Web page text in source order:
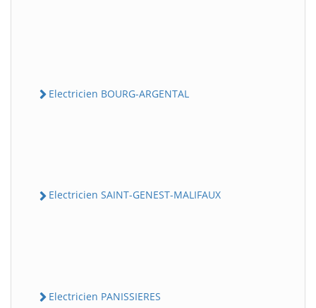
Electricien BOURG-ARGENTAL
Electricien SAINT-GENEST-MALIFAUX
Electricien PANISSIERES